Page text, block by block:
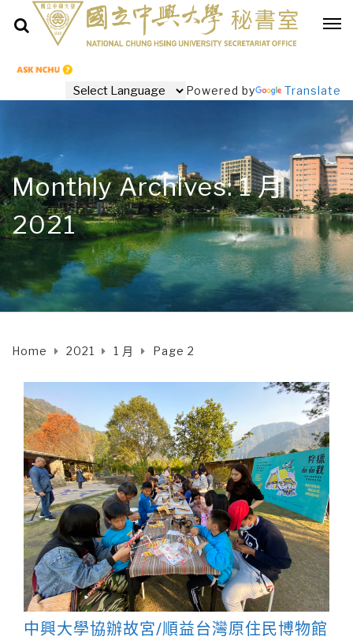
Powered by Translate
Monthly Archives: 1 月
2021
Home 2021 1 月 Page 2
中興大學協辦故宮/順益台灣原住民博物館